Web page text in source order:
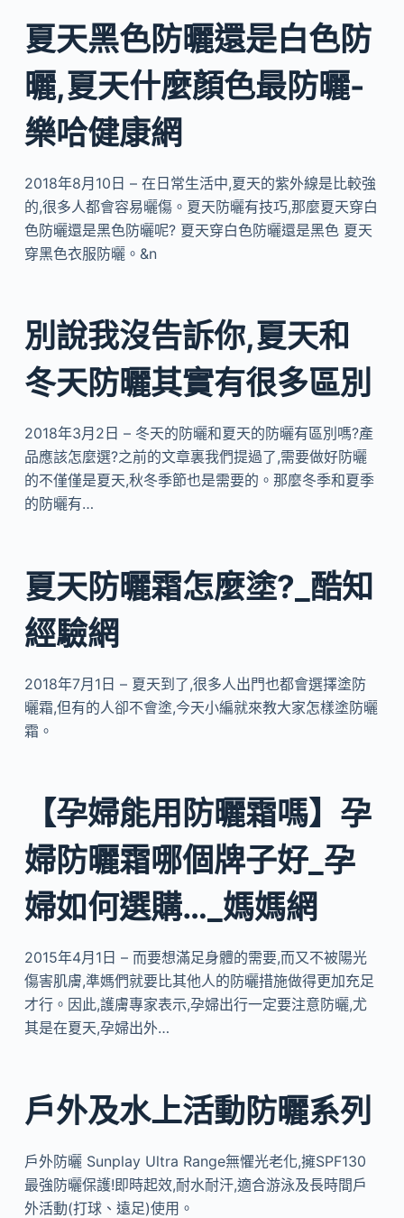
夏天黑色防曬還是白色防
曬,夏天什麼顏色最防曬-
樂哈健康網
2018年8月10日 – 在日常生活中,夏天的紫外線是比較強
的,很多人都會容易曬傷。夏天防曬有技巧,那麼夏天穿白
色防曬還是黑色防曬呢? 夏天穿白色防曬還是黑色 夏天
穿黑色衣服防曬。&n
別說我沒告訴你,夏天和
冬天防曬其實有很多區別
2018年3月2日 – 冬天的防曬和夏天的防曬有區別嗎?產
品應該怎麼選?之前的文章裏我們提過了,需要做好防曬
的不僅僅是夏天,秋冬季節也是需要的。那麼冬季和夏季
的防曬有…
夏天防曬霜怎麼塗?_酷知
經驗網
2018年7月1日 – 夏天到了,很多人出門也都會選擇塗防
曬霜,但有的人卻不會塗,今天小編就來教大家怎樣塗防曬
霜。
【孕婦能用防曬霜嗎】孕
婦防曬霜哪個牌子好_孕
婦如何選購…_媽媽網
2015年4月1日 – 而要想滿足身體的需要,而又不被陽光
傷害肌膚,準媽們就要比其他人的防曬措施做得更加充足
才行。因此,護膚專家表示,孕婦出行一定要注意防曬,尤
其是在夏天,孕婦出外…
戶外及水上活動防曬系列
戶外防曬 Sunplay Ultra Range無懼光老化,擁SPF130
最強防曬保護!即時起效,耐水耐汗,適合游泳及長時間戶
外活動(打球、遠足)使用。